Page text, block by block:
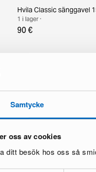
Samtycke
oss av cookies
ditt besök hos oss så
Hvila Classic sänggavel
1 i lager ·
90 €